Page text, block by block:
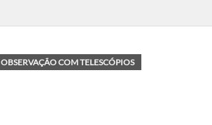
OBSERVAÇÃO COM TELESCÓPIOS